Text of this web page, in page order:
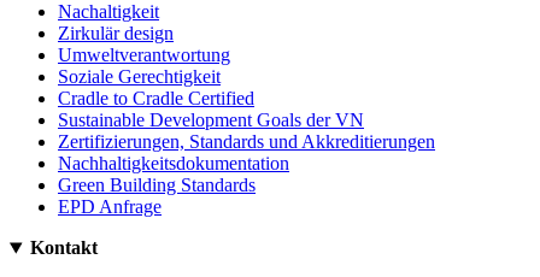
Nachaltigkeit
Zirkulär design
Umweltverantwortung
Soziale Gerechtigkeit
Cradle to Cradle Certified
Sustainable Development Goals der VN
Zertifizierungen, Standards und Akkreditierungen
Nachhaltigkeitsdokumentation
Green Building Standards
EPD Anfrage
Kontakt